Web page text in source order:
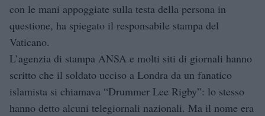
con le mani appoggiate sulla testa della persona in
questione, ha spiegato il responsabile stampa del
Vaticano.
L’agenzia di stampa ANSA e molti siti di giornali hanno
scritto che il soldato ucciso a Londra da un fanatico
islamista si chiamava “Drummer Lee Rigby”: lo stesso
hanno detto alcuni telegiornali nazionali. Ma il nome era